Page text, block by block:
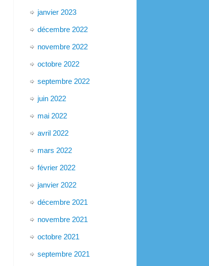
janvier 2023
décembre 2022
novembre 2022
octobre 2022
septembre 2022
juin 2022
mai 2022
avril 2022
mars 2022
février 2022
janvier 2022
décembre 2021
novembre 2021
octobre 2021
septembre 2021